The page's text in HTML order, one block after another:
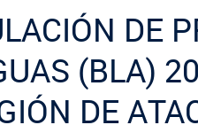
Ñuble
Biobío
Araucanía
DE
(BLA)
DE